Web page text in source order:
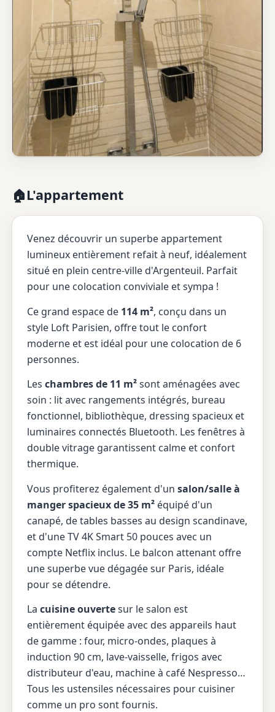
🏠L'appartement
Venez découvrir un superbe appartement
lumineux entièrement refait à neuf, idéalement
situé en plein centre-ville d'Argenteuil. Parfait
pour une colocation conviviale et sympa !
Ce grand espace de 114 m², conçu dans un
style Loft Parisien, offre tout le confort
moderne et est idéal pour une colocation de 6
personnes.
Leschambres de 11 m²sont aménagées avec
soin : lit avec rangements intégrés, bureau
fonctionnel, bibliothèque, dressing spacieux et
luminaires connectés Bluetooth. Les fenêtres à
double vitrage garantissent calme et confort
thermique.
Vous profiterez également d'unsalon/salle à
manger spacieux de 35 m² équipé d'un
canapé, de tables basses au design scandinave,
et d'une TV 4K Smart 50 pouces avec un
compte Netflix inclus. Le balcon attenant offre
une superbe vue dégagée sur Paris, idéale
pour se détendre.
Lacuisine ouvertesur le salon est
entièrement équipée avec des appareils haut
de gamme : four, micro-ondes, plaques à
induction 90 cm, lave-vaisselle, frigos avec
distributeur d'eau, machine à café Nespresso…
Tous les ustensiles nécessaires pour cuisiner
comme un pro sont fournis.